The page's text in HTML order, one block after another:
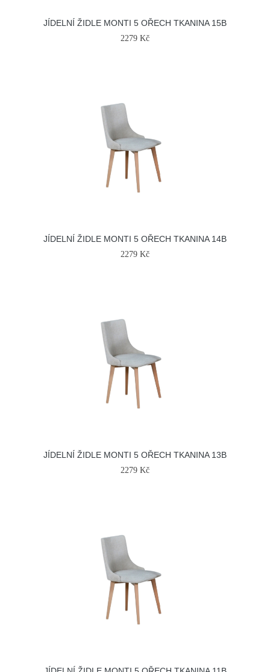
JÍDELNÍ ŽIDLE MONTI 5 OŘECH TKANINA 15B
2279 Kč
JÍDELNÍ ŽIDLE MONTI 5 OŘECH TKANINA 14B
2279 Kč
JÍDELNÍ ŽIDLE MONTI 5 OŘECH TKANINA 13B
2279 Kč